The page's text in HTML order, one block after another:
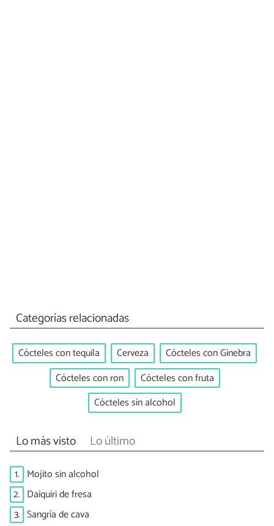
Categorías relacionadas
Cócteles con tequila Cerveza
Cócteles con Ginebra
Cócteles con ron
Cócteles con fruta
Cócteles sin alcohol
Lo más visto Lo último
1. Mojito sin alcohol
2. Daiquiri de fresa
3. Sangría de cava